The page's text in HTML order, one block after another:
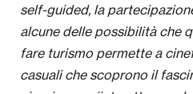
self-guided, la
alcune delle possibilità che
fare turismo permette a
casuali che scoprono il